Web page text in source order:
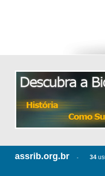
assrib.org.br - 34